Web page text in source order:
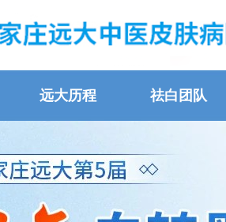
远大历程 祛白团队